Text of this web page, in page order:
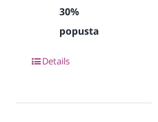
30%
popusta
Details